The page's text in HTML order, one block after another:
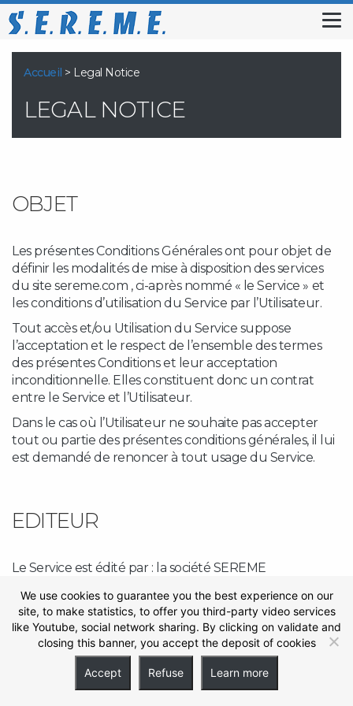
Accueil > Legal Notice
LEGAL NOTICE
OBJET
Les présentes Conditions Générales ont pour objet de
définir les modalités de mise à disposition des services
du site sereme.com , ci-après nommé « le Service » et
les conditions d’utilisation du Service par l’Utilisateur.
Tout accès et/ou Utilisation du Service suppose
l’acceptation et le respect de l’ensemble des termes
des présentes Conditions et leur acceptation
inconditionnelle. Elles constituent donc un contrat
entre le Service et l’Utilisateur.
Dans le cas où l’Utilisateur ne souhaite pas accepter
tout ou partie des présentes conditions générales, il lui
est demandé de renoncer à tout usage du Service.
EDITEUR
Le Service est édité par : la société SEREME
Adresse:31 rue Gutenberg –Z.I. La Marinière
Ville: BONDOUFLE
Téléphone :+33 1 60 86 42 36
N° de SIRET :30184917000024
We use cookies to guarantee you the best experience on our
site, to make statistics, to offer you third-party video services
like Youtube, social network sharing. By clicking on validate and
closing this banner, you accept the deposit of cookies
Accept Refuse Learn more